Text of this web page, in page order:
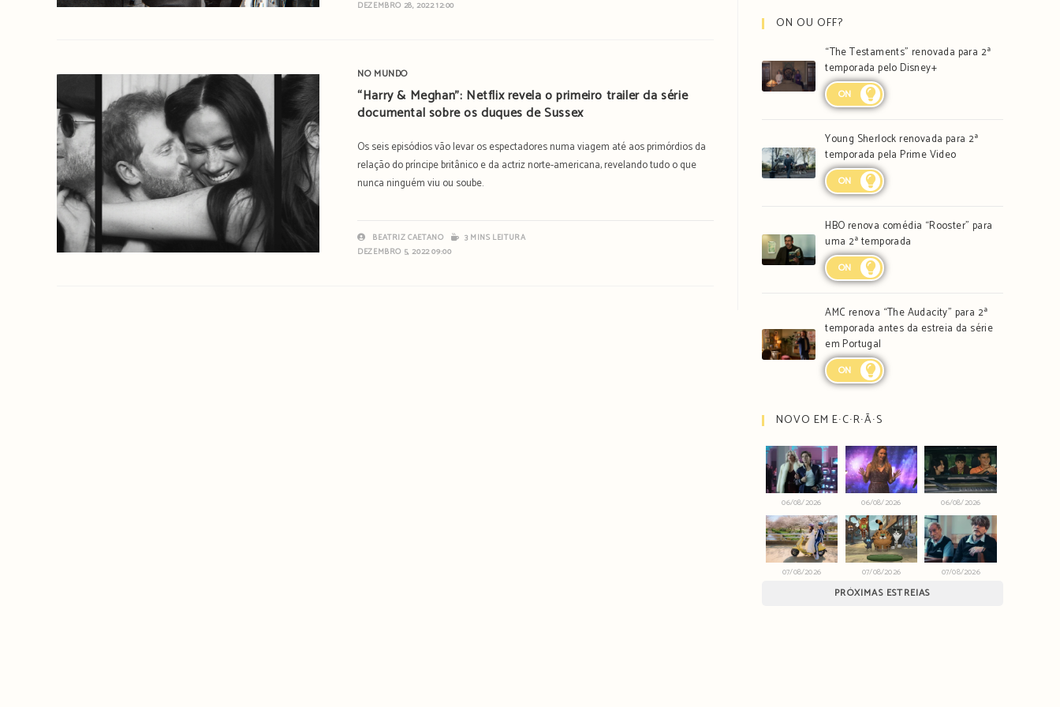
DEZEMBRO 28, 2022 12:00
NO MUNDO
“Harry & Meghan”: Netflix revela o primeiro trailer da série
documental sobre os duques de Sussex
Os seis episódios vão levar os espectadores numa viagem até aos primórdios da
relação do príncipe britânico e da actriz norte-americana, revelando tudo o que
nunca ninguém viu ou soube.
BEATRIZ CAETANO
3 MINS LEITURA
DEZEMBRO 5, 2022 09:00
ON OU OFF?
“The Testaments” renovada para 2ª
temporada pelo Disney+
ON
Young Sherlock renovada para 2ª
temporada pela Prime Video
ON
HBO renova comédia “Rooster” para
uma 2ª temporada
ON
AMC renova “The Audacity” para 2ª
temporada antes da estreia da série
em Portugal
ON
NOVO EM E∙C∙R∙Ã∙S
06/08/2026 06/08/2026 06/08/2026
07/08/2026 07/08/2026 07/08/2026
PRÓXIMAS ESTREIAS